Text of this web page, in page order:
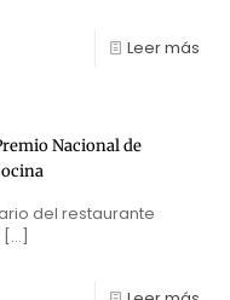
Leer más
Nacional de
del restaurante
[…]